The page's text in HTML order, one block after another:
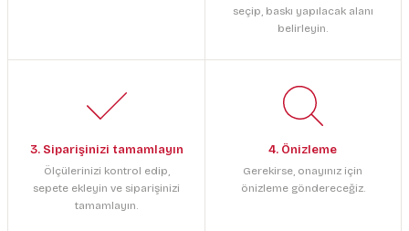
seçip, baskı yapılacak alanı
belirleyin.
3. Siparişinizi tamamlayın
Ölçülerinizi kontrol edip,
sepete ekleyin ve siparişinizi
tamamlayın.
4. Önizleme
Gerekirse, onayınız için
önizleme göndereceğiz.